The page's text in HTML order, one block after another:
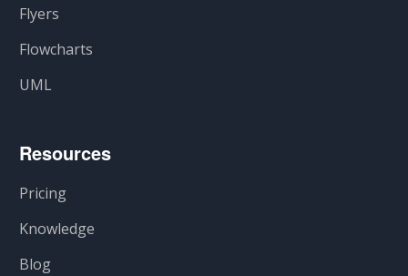
Flyers
Flowcharts
UML
Resources
Pricing
Knowledge
Blog